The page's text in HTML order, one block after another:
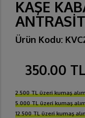
KAŞE
ANTRASİT
Ürün Kodu:
350.00 TL
2.500 TL üzeri kumaş
5.000 TL üzeri kumaş
12.500 TL üzeri kumaş